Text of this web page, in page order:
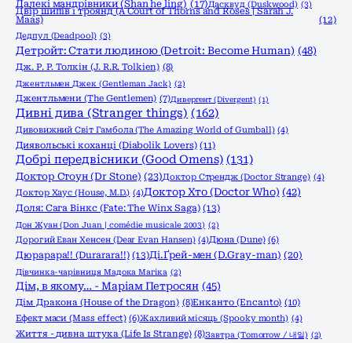
Далекі мандрівники (Shan he ling) (17)Дасквуд (Duskwood) (3)
Двір шипів і троянд (A Court of Thorns and Roses | Sarah J.
Maas) (12)
Дедпул (Deadpool) (3)
Детройт: Стати людиною (Detroit: Become Human) (48)
Дж. Р. Р. Толкін (J. R.R. Tolkien) (8)
Джентльмен Джек (Gentleman Jack) (2)
Джентльмени (The Gentlemen) (7)Дивергент (Divergent) (1)
Дивні дива (Stranger things) (162)
Дивовижний Світ Гамбола (The Amazing World of Gumball) (4)
Диявольські коханці (Diabolik Lovers) (11)
Добрі передвісники (Good Omens) (131)
Доктор Стоун (Dr Stone) (23)Доктор Стрендж (Doctor Strange) (4)
Доктор Хаус (House, M.D.) (4)Доктор Хто (Doctor Who) (42)
Доля: Сага Вінкс (Fate: The Winx Saga) (13)
Дон Жуан (Don Juan | comédie musicale 2003) (2)
Дорогий Еван Хенсен (Dear Evan Hansen) (4)Дюна (Dune) (6)
Дюрарара!! (Durarara!!) (13)Ді.Ґрей-мен (D.Gray-man) (20)
Дівчинка-чарівниця Мадока Магіка (2)
Дім, в якому… - Маріам Петросян (45)
Дім Дракона (House of the Dragon) (8)Енканто (Encanto) (10)
Ефект маси (Mass effect) (6)Жахливий місяць (Spooky month) (4)
Життя - дивна штука (Life Is Strange) (8)Завтра (Tomorrow / 내일) (2)